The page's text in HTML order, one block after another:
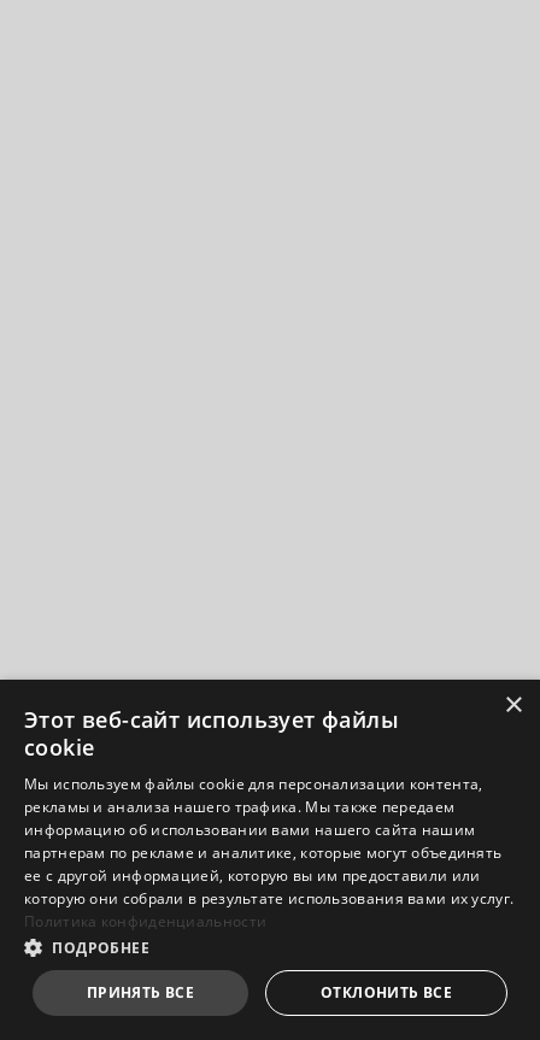
×
Этот веб-сайт использует файлы
cookie
Мы используем файлы cookie для персонализации контента,
рекламы и анализа нашего трафика. Мы также передаем
информацию об использовании вами нашего сайта нашим
партнерам по рекламе и аналитике, которые могут объединять
ее с другой информацией, которую вы им предоставили или
которую они собрали в результате использования вами их услуг.
Политика конфиденциальности
ПОДРОБНЕЕ
ПРИНЯТЬ ВСЕ ОТКЛОНИТЬ ВСЕ